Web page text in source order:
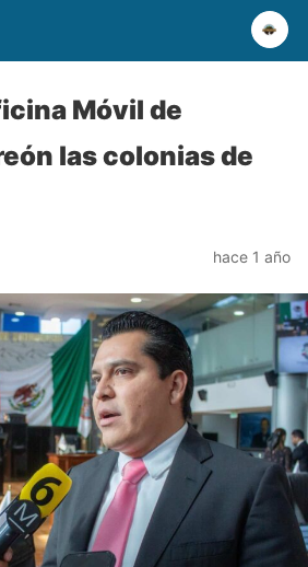
Móvil de
las colonias de
hace 1 año